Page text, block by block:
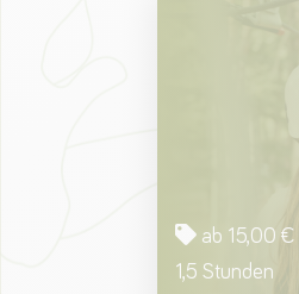
ab 15,00 €
1,5 Stunden